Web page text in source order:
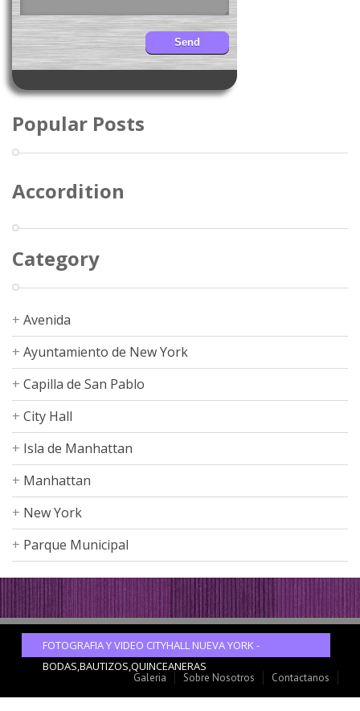
Popular Posts
Accordition
Category
Avenida
Ayuntamiento de New York
Capilla de San Pablo
City Hall
Isla de Manhattan
Manhattan
New York
Parque Municipal
FOTOGRAFIA Y VIDEO CITYHALL NUEVA YORK -
BODAS,BAUTIZOS,QUINCEANERAS
Galeria Sobre Nosotros Contactanos